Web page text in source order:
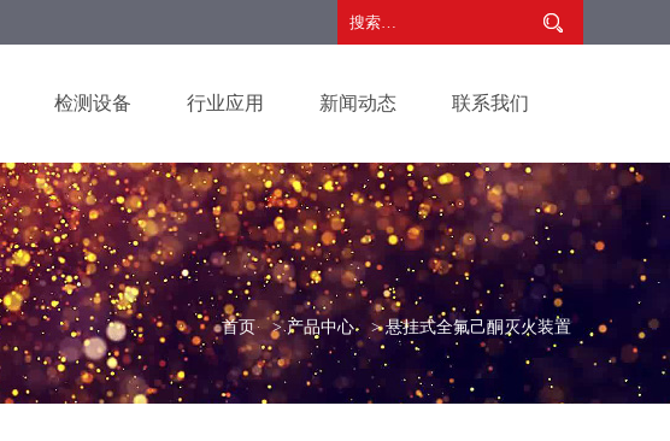
检测设备 行业应用 新闻动态 联系我们
首页 >产品中心 >悬挂式全氟己酮灭火装置